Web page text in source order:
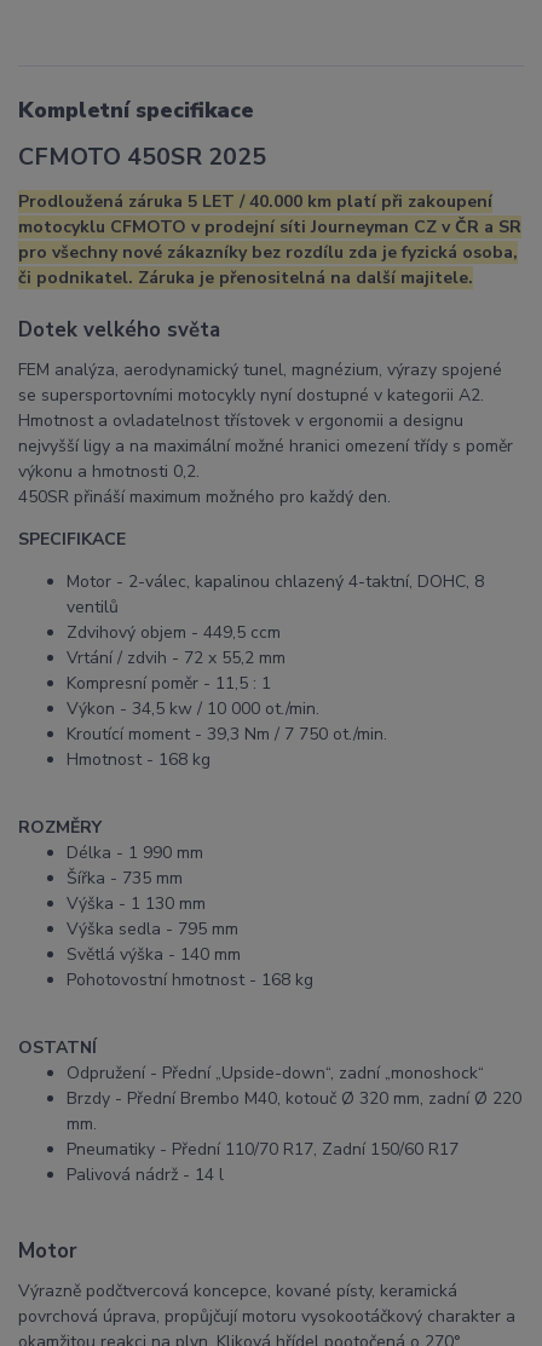
Kompletní specifikace
CFMOTO 450SR 2025
Prodloužená záruka 5 LET / 40.000 km platí při zakoupení
motocyklu CFMOTO v prodejní síti Journeyman CZ v ČR a SR
pro všechny nové zákazníky bez rozdílu zda je fyzická osoba,
či podnikatel. Záruka je přenositelná na další majitele.
Dotek velkého světa
FEM analýza, aerodynamický tunel, magnézium, výrazy spojené
se supersportovními motocykly nyní dostupné v kategorii A2.
Hmotnost a ovladatelnost třístovek v ergonomii a designu
nejvyšší ligy a na maximální možné hranici omezení třídy s poměr
výkonu a hmotnosti 0,2.
450SR přináší maximum možného pro každý den.
SPECIFIKACE
Motor - 2-válec, kapalinou chlazený 4-taktní, DOHC, 8
ventilů
Zdvihový objem - 449,5 ccm
Vrtání / zdvih - 72 x 55,2 mm
Kompresní poměr - 11,5 : 1
Výkon - 34,5 kw / 10 000 ot./min.
Kroutící moment - 39,3 Nm / 7 750 ot./min.
Hmotnost - 168 kg
ROZMĚRY
Délka - 1 990 mm
Šířka - 735 mm
Výška - 1 130 mm
Výška sedla - 795 mm
Světlá výška - 140 mm
Pohotovostní hmotnost - 168 kg
OSTATNÍ
Odpružení - Přední „Upside-down“, zadní „monoshock“
Brzdy - Přední Brembo M40, kotouč Ø 320 mm, zadní Ø 220
mm.
Pneumatiky - Přední 110/70 R17, Zadní 150/60 R17
Palivová nádrž - 14 l
Motor
Výrazně podčtvercová koncepce, kované písty, keramická
povrchová úprava, propůjčují motoru vysokootáčkový charakter a